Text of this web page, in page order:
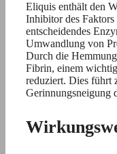
Eliquis enthält den
Inhibitor des
entscheidendes
Umwandlung von
Durch die
Fibrin, einem
reduziert. Dies führt
Gerinnungsneigung